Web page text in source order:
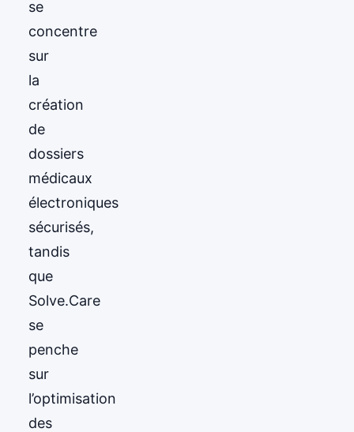
se
concentre
sur
la
création
de
dossiers
médicaux
électroniques
sécurisés,
tandis
que
Solve.Care
se
penche
sur
l’optimisation
des